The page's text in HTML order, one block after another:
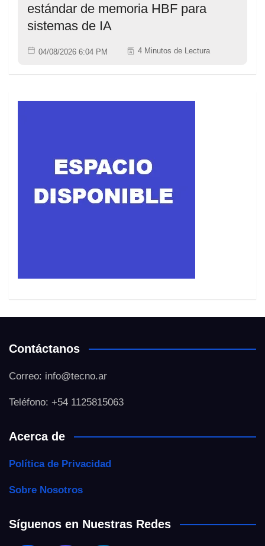
estándar de memoria HBF para
sistemas de IA
04/08/2026 6:04 PM 4 Minutos de Lectura
Contáctanos
Correo: info@tecno.ar
Teléfono: +54 1125815063
Acerca de
Política de Privacidad
Sobre Nosotros
Síguenos en Nuestras Redes